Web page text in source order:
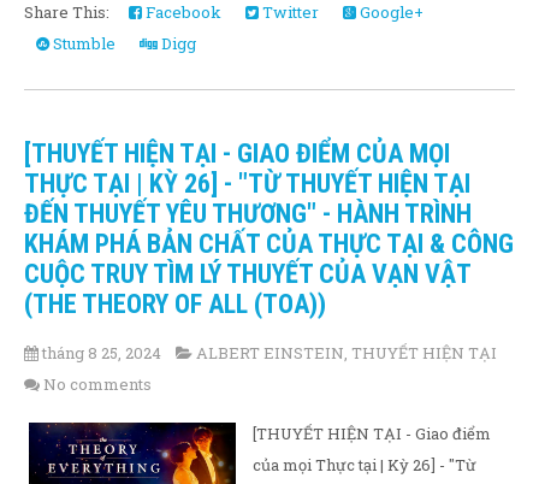
Share This: Facebook Twitter
Google+
Stumble
Digg
[THUYẾT HIỆN TẠI - GIAO ĐIỂM CỦA MỌI
THỰC TẠI | KỲ 26] - "TỪ THUYẾT HIỆN TẠI
ĐẾN THUYẾT YÊU THƯƠNG" - HÀNH TRÌNH
KHÁM PHÁ BẢN CHẤT CỦA THỰC TẠI & CÔNG
CUỘC TRUY TÌM LÝ THUYẾT CỦA VẠN VẬT
(THE THEORY OF ALL (TOA))
tháng 8 25, 2024 ALBERT EINSTEIN, THUYẾT HIỆN TẠI
No comments
[THUYẾT HIỆN TẠI - Giao điểm
của mọi Thực tại | Kỳ 26] - "Từ